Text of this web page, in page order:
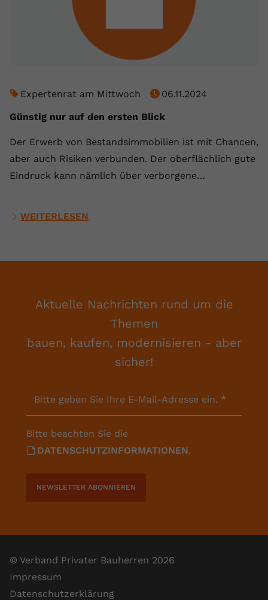
Expertenrat am Mittwoch
06.11.2024
Günstig nur auf den ersten Blick
Der Erwerb von Bestandsimmobilien ist mit Chancen,
aber auch Risiken verbunden. Der oberflächlich gute
Eindruck kann nämlich über verborgene…
WEITERLESEN
Aktuelle Nachrichten rund um die
Themen
bauen, kaufen, modernisieren - aber
sicher!
Bitte geben Sie Ihre E-Mail-Adresse ein. *
Bitte beachten Sie die
DATENSCHUTZINFORMATIONEN.
NEWSLETTER ABONNIEREN
© Verband Privater Bauherren 2026
Impressum
Datenschutzerklärung